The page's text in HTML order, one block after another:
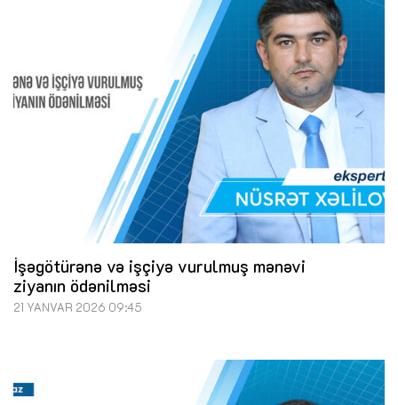
İşəgötürənə və işçiyə vurulmuş mənəvi
ziyanın ödənilməsi
21 YANVAR 2026 09:45